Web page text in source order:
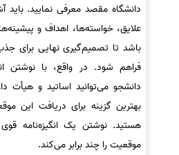
دانشگاه مقصد معرفی نمایید. باید
علایق، خواسته‌ها، اهداف و
باشد تا تصمیم‌گیری نهایی برای
فراهم شود. در واقع، با نوشتن
دانشجو می‌توانید اساتید و هیأت
بهترین گزینه برای دریافت این
هستید. نوشتن یک انگیزه‌نامه
موقعیت را چند برابر می‌کند.